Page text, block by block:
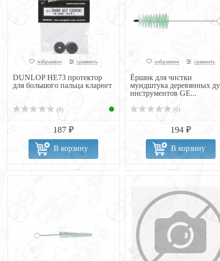
избранное сравнить
DUNLOP НЕ73 протектор
для большого пальца кларнет
(0)
187 ₽
В корзину
избранное сравнить
Ёршик для чистки
мундштука деревянных
инструментов GE...
(0)
194 ₽
В корзину